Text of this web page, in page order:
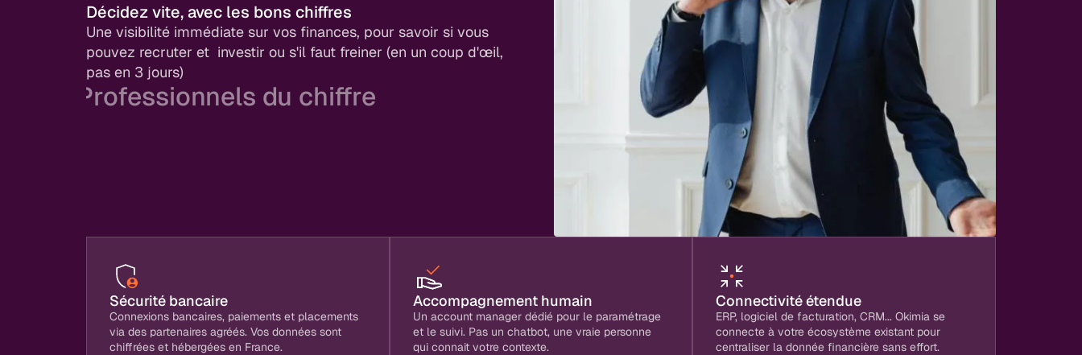
ajoutée).
Décidez vite, avec les bons chiffres
Une visibilité immédiate sur vos finances, pour savoir si vous
pouvez recruter et investir ou s'il faut freiner (en un coup d'œil,
pas en 3 jours)
Professionnels du chiffre
Sécurité bancaire
Connexions bancaires, paiements et placements
via des partenaires agréés. Vos données sont
chiffrées et hébergées en France.
Accompagnement humain
Un account manager dédié pour le paramétrage
et le suivi. Pas un chatbot, une vraie personne
qui connait votre contexte.
Connectivité étendue
ERP, logiciel de facturation, CRM... Okimia se
connecte à votre écosystème existant pour
centraliser la donnée financière sans effort.